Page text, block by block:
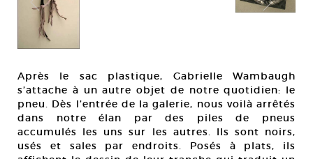
Après le sac plastique, Gabrielle Wambaugh
s’attache à un autre objet de notre quotidien: le
pneu. Dès l’entrée de la galerie, nous voilà arrêtés
dans notre élan par des piles de pneus
accumulés les uns sur les autres. Ils sont noirs,
usés et sales par endroits. Posés à plats, ils